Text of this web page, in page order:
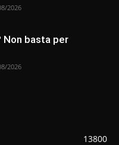
2026
basta per
2026
13800